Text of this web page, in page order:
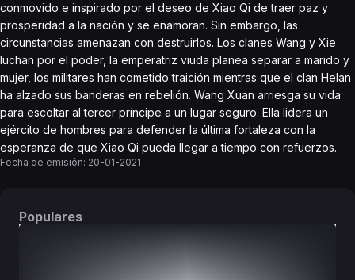
conmovido e inspirado por el deseo de Xiao Qi de traer paz y
prosperidad a la nación y se enamoran. Sin embargo, las
circunstancias amenazan con destruirlos. Los clanes Wang y Xie
luchan por el poder, la emperatriz viuda planea separar a marido y
mujer, los militares han cometido traición mientras que el clan Helan
ha alzado sus banderas en rebelión. Wang Xuan arriesga su vida
para escoltar al tercer príncipe a un lugar seguro. Ella lidera un
ejército de hombres para defender la última fortaleza con la
esperanza de que Xiao Qi pueda llegar a tiempo con refuerzos.
Fecha de emisión: 20-01-2021
Populares